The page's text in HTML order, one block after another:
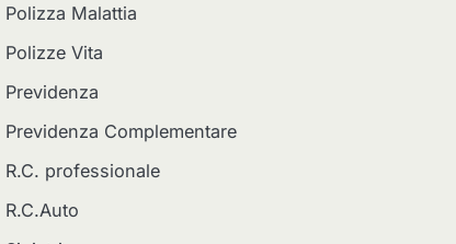
Polizza Malattia
Polizze Vita
Previdenza
Previdenza Complementare
R.C. professionale
R.C.Auto